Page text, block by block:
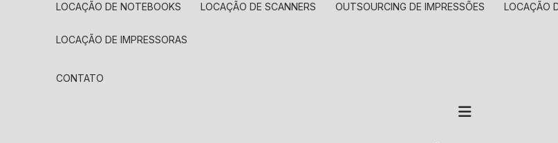
LOCAÇÃO DE NOTEBOOKS LOCAÇÃO DE SCANNERS OUTSOURCING DE IMPRESSÕES LOCAÇÃO
LOCAÇÃO DE IMPRESSORAS
CONTATO